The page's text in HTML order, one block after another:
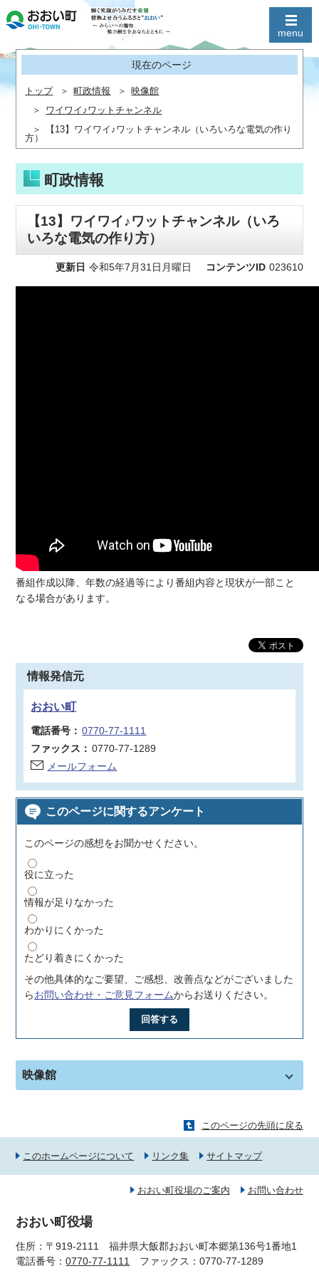
現在のページ
トップ 町政情報
映像館
ワイワイ♪ワットチャンネル
【13】ワイワイ♪ワットチャンネル（いろいろな電気の作り
方）
町政情報
【13】ワイワイ♪ワットチャンネル（いろ
いろな電気の作り方）
更新日 令和5年7月31日月曜日 コンテンツID 023610
番組作成以降、年数の経過等により番組内容と現状が一部こと
なる場合があります。
情報発信元
おおい町
電話番号： 0770-77-1111
ファックス： 0770-77-1289
メールフォーム
このページに関するアンケート
このページの感想をお聞かせください。
役に立った
情報が足りなかった
わかりにくかった
たどり着きにくかった
その他具体的なご要望、ご感想、改善点などがございました
らお問い合わせ・ご意見フォームからお送りください。
回答する
映像館
このページの先頭に戻る
このホームページについて リンク集 サイトマップ
おおい町役場のご案内 お問い合わせ
おおい町役場
住所：〒919-2111 福井県大飯郡おおい町本郷第136号1番地1
電話番号：0770-77-1111 ファックス：0770-77-1289